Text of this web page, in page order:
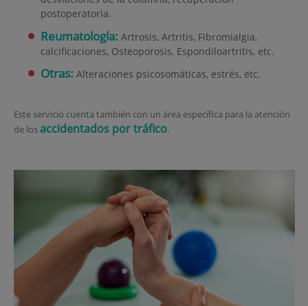
postoperatoria.
Reumatología: Artrosis, Artritis, Fibromialgia,
calcificaciones, Osteoporosis, Espondiloartritis, etc.
Otras: Alteraciones psicosomáticas, estrés, etc.
Este servicio cuenta también con un área específica para la atención
de losaccidentados por tráfico.